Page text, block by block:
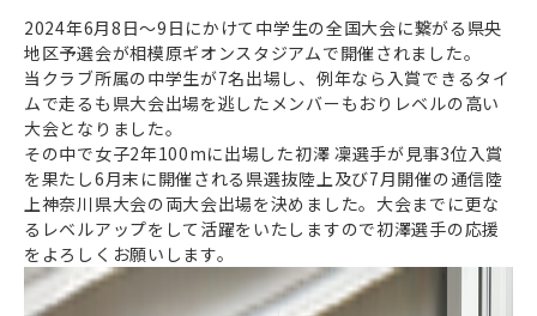
2024年6月8日～9日にかけて中学生の全国大会に繋がる県央
地区予選会が相模原ギオンスタジアムで開催されました。
当クラブ所属の中学生が7名出場し、例年なら入賞できるタイ
ムで走るも県大会出場を逃したメンバーもおりレベルの高い
大会となりました。
その中で女子2年100mに出場した初澤 凜選手が見事3位入賞
を果たし6月末に開催される県選抜陸上及び7月開催の通信陸
上神奈川県大会の両大会出場を決めました。大会までに更な
るレベルアップをして活躍をいたしますので初澤選手の応援
をよろしくお願いします。